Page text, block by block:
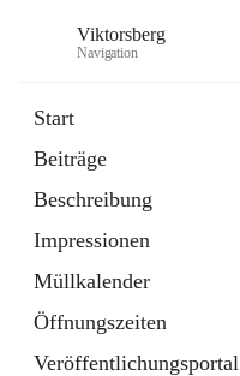
Viktorsberg
Navigation
Start
Beiträge
Beschreibung
Impressionen
Müllkalender
Öffnungszeiten
Veröffentlichungsportal
1 Schnellzugriff
Bürgerservice
10 Schnellzugriffe